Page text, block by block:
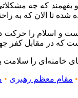
و بفهمند که چه
است و اسلام را
• مقام معظم رهبری •